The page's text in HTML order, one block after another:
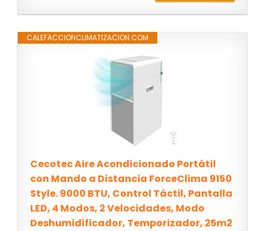
CALEFACCIONCLIMATIZACION.COM
Cecotec Aire Acondicionado Portátil
con Mando a Distancia ForceClima 9150
Style. 9000 BTU, Control Táctil, Pantalla
LED, 4 Modos, 2 Velocidades, Modo
Deshumidificador, Temporizador, 25m2